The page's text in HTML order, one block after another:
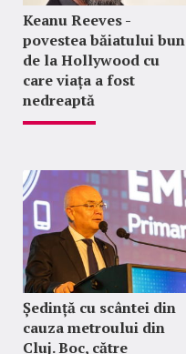
Keanu Reeves -
povestea băiatului bun
de la Hollywood cu
care viața a fost
nedreaptă
Ședință cu scântei din
cauza metroului din
Cluj. Boc, către